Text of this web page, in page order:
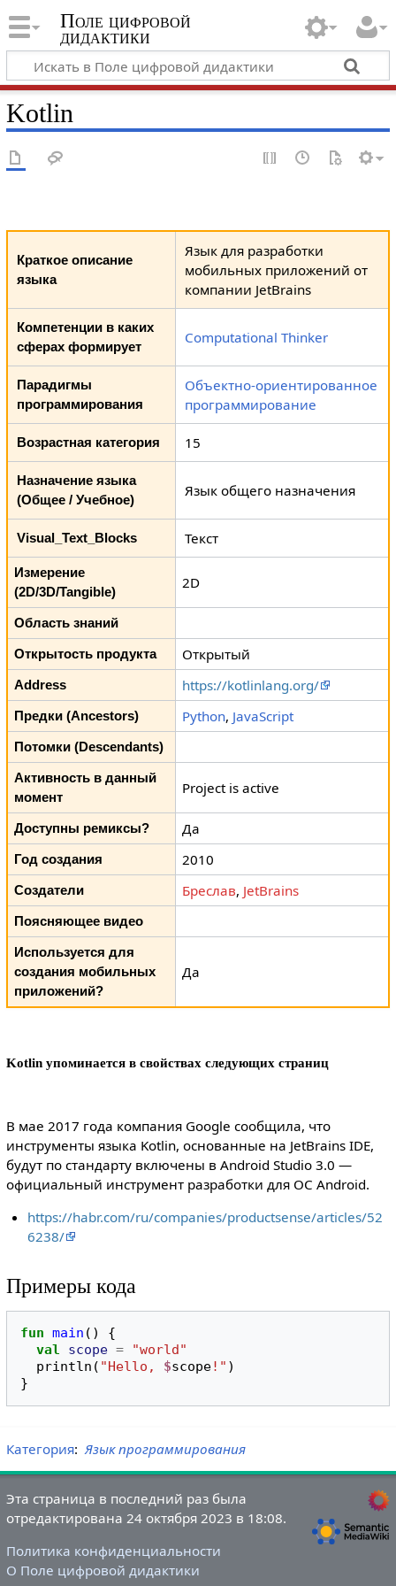
Поле цифровой
дидактики
Kotlin
Краткое описание
языка
Язык для разработки
мобильных приложений от
компании JetBrains
Компетенции в каких
сферах формирует
Computational Thinker
Парадигмы
программирования
Объектно-ориентированное
программирование
Возрастная категория 15
Назначение языка
(Общее / Учебное)
Язык общего назначения
Visual_Text_Blocks Текст
Измерение
(2D/3D/Tangible)
2D
Область знаний
Открытость продукта Открытый
Address https://kotlinlang.org/
Предки (Ancestors) Python, JavaScript
Потомки (Descendants)
Активность в данный
момент
Project is active
Доступны ремиксы? Да
Год создания 2010
Создатели Бреслав, JetBrains
Поясняющее видео
Используется для
создания мобильных
приложений?
Да
Kotlin упоминается в свойствах следующих страниц
В мае 2017 года компания Google сообщила, что
инструменты языка Kotlin, основанные на JetBrains IDE,
будут по стандарту включены в Android Studio 3.0 —
официальный инструмент разработки для ОС Android.
https://habr.com/ru/companies/productsense/articles/52
6238/
Примеры кода
fun main ()
{
val
scope =
"world"
println ( "Hello, $scope!" )
}
Категория: Язык программирования
Эта страница в последний раз была
отредактирована 24 октября 2023 в 18:08.
Политика конфиденциальности
О Поле цифровой дидактики